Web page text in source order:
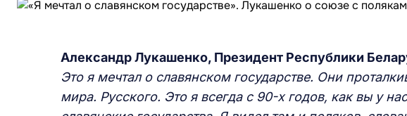
Александр Лукашенко, Президент Республики
Это я мечтал о славянском государстве. Они
мира. Русского. Это я всегда с 90-х годов, как вы у